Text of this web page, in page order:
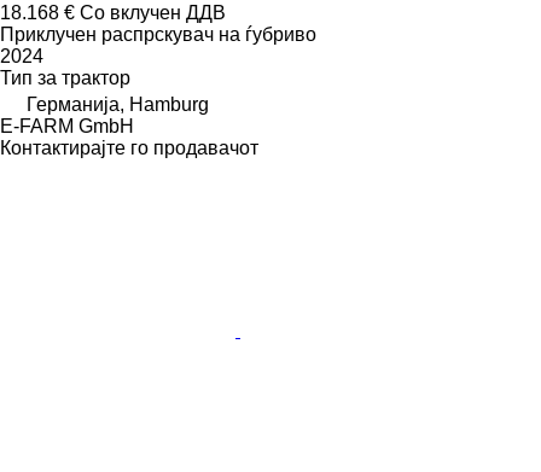
18.168 € Со вклучен ДДВ
Приклучен распрскувач на ѓубриво
2024
Тип за трактор
Германија, Hamburg
E-FARM GmbH
Контактирајте го продавачот